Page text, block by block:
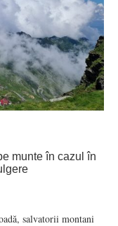
munte în cazul în
salvatorii montani